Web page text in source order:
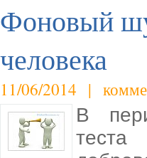
Фоновый
человека
11/06/2014 |
В
теста